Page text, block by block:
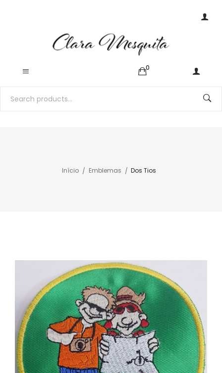
0
Início Emblemas Dos Tios